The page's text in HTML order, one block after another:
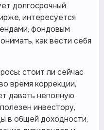
долгосрочный
интересуется
фондовым
как вести себя
стоит ли сейчас
время коррекции,
давать неполную
инвестору,
в общей доходности,